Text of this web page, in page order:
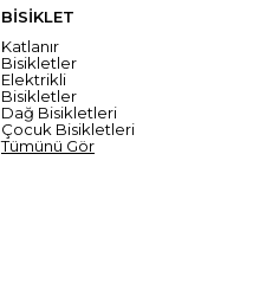
BİSİKLET
Katlanır
Bisikletler
Elektrikli
Bisikletler
Dağ Bisikletleri
Çocuk Bisikletleri
Tümünü Gör